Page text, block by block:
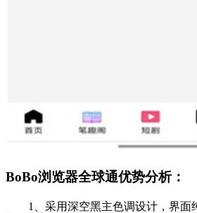
BoBo浏览器全球通优势分析：
1、采用深空黑主色调设计，界面